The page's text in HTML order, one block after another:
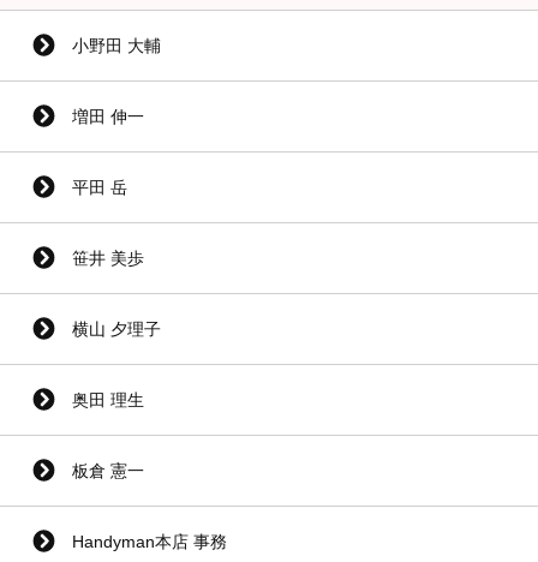
小野田 大輔
増田 伸一
平田 岳
笹井 美歩
横山 夕理子
奥田 理生
板倉 憲一
Handyman本店 事務